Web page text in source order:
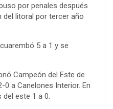
por penales después
del litoral por tercer año
5 a 1 y se
Campeón del Este de
0 a Canelones Interior. En
este 1 a 0.